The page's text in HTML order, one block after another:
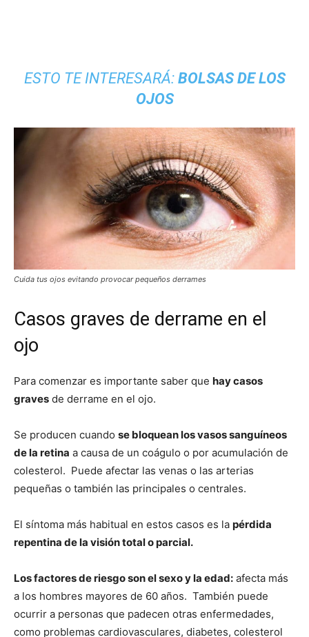
ESTO TE INTERESARÁ: BOLSAS DE LOS
OJOS
Cuida tus ojos evitando provocar pequeños derrames
Casos graves de derrame en el
ojo
Para comenzar es importante saber que hay casos
graves de derrame en el ojo.
Se producen cuando se bloquean los vasos sanguíneos
de la retina a causa de un coágulo o por acumulación de
colesterol. Puede afectar las venas o las arterias
pequeñas o también las principales o centrales.
El síntoma más habitual en estos casos es la pérdida
repentina de la visión total o parcial.
Los factores de riesgo son el sexo y la edad: afecta más
a los hombres mayores de 60 años. También puede
ocurrir a personas que padecen otras enfermedades,
como problemas cardiovasculares, diabetes, colesterol